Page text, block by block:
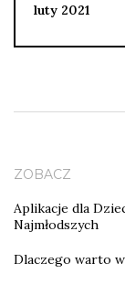
luty 2021
ZOBACZ
Aplikacje dla
Najmłodszych
Dlaczego warto